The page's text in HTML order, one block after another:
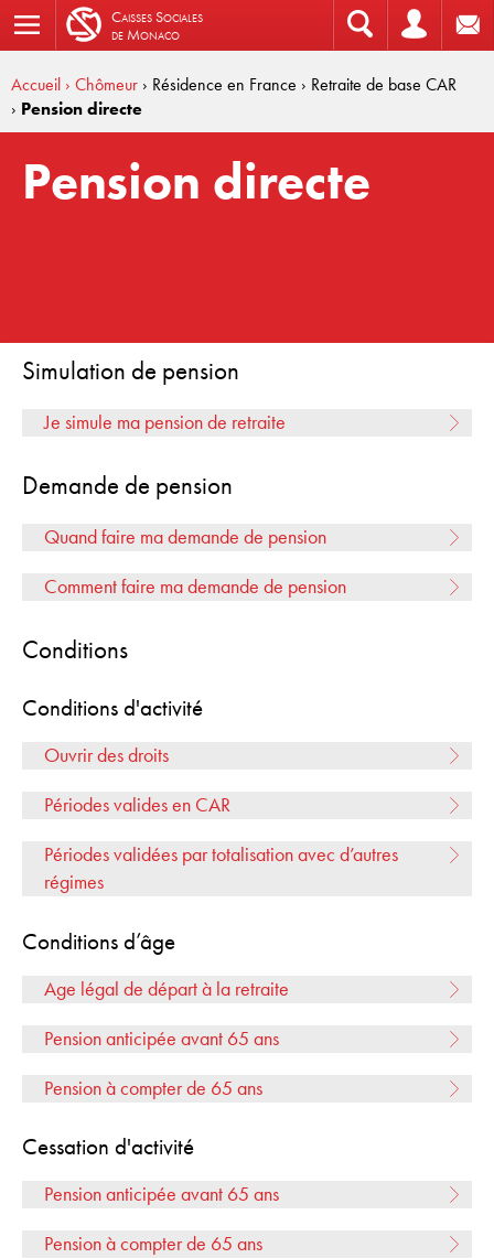
CaissesSociales
de Monaco
Accueil › Chômeur › Résidence en France › Retraite de base CAR
› Pension directe
Pension directe
Simulation de pension
Je simule ma pension de retraite
Demande de pension
Quand faire ma demande de pension
Commentfaire ma demande de pension
Conditions
Conditions d'activité
Ouvrir des droits
Périodes valides en CAR
Périodes validées par totalisation avec d’autres
régimes
Conditions d’âge
Age légal de départ à la retraite
Pension anticipée avant 65 ans
Pension à compter de 65 ans
Cessation d'activité
Pension anticipée avant 65 ans
Pension à compter de 65 ans